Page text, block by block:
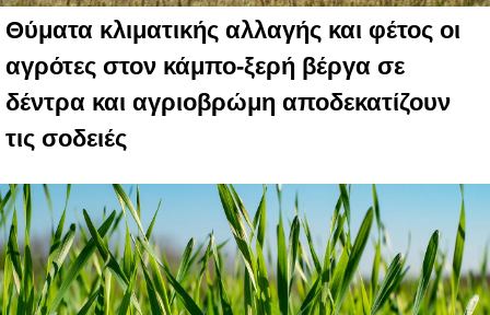
Θύματα κλιματικής αλλαγής και φέτος οι
αγρότες στον κάμπο-ξερή βέργα σε
δέντρα και αγριοβρώμη αποδεκατίζουν
τις σοδειές